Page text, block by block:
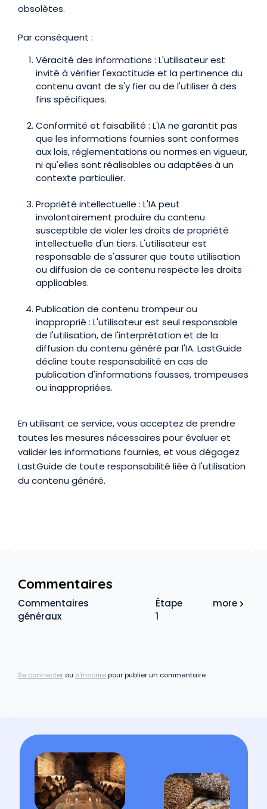
obsolètes.
Par conséquent :
Véracité des informations : L'utilisateur est
invité à vérifier l'exactitude et la pertinence du
contenu avant de s'y fier ou de l'utiliser à des
fins spécifiques.
Conformité et faisabilité : L'IA ne garantit pas
que les informations fournies sont conformes
aux lois, réglementations ou normes en vigueur,
ni qu'elles sont réalisables ou adaptées à un
contexte particulier.
Propriété intellectuelle : L'IA peut
involontairement produire du contenu
susceptible de violer les droits de propriété
intellectuelle d'un tiers. L'utilisateur est
responsable de s'assurer que toute utilisation
ou diffusion de ce contenu respecte les droits
applicables.
Publication de contenu trompeur ou
inapproprié : L'utilisateur est seul responsable
de l'utilisation, de l'interprétation et de la
diffusion du contenu généré par l'IA. LastGuide
décline toute responsabilité en cas de
publication d'informations fausses, trompeuses
ou inappropriées.
En utilisant ce service, vous acceptez de prendre
toutes les mesures nécessaires pour évaluer et
valider les informations fournies, et vous dégagez
LastGuide de toute responsabilité liée à l'utilisation
du contenu généré.
Commentaires
Commentaires
généraux
Étape
1
more
Se connecter ou s'inscrirepour publier un commentaire